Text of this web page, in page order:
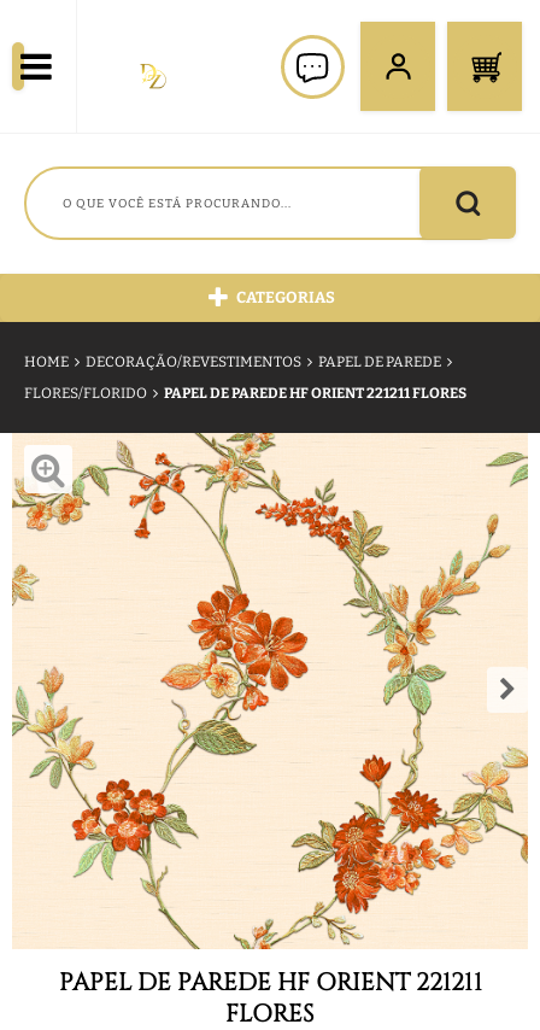
CATEGORIAS
HOME DECORAÇÃO/REVESTIMENTOS
PAPEL DE PAREDE
FLORES/FLORIDO
PAPEL DE PAREDE HF ORIENT 221211 FLORES
PAPEL DE PAREDE HF ORIENT 221211
FLORES